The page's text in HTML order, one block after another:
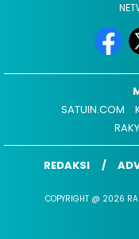
SATUIN.COM
REDAKSI
COPYRIGHT @ 2026